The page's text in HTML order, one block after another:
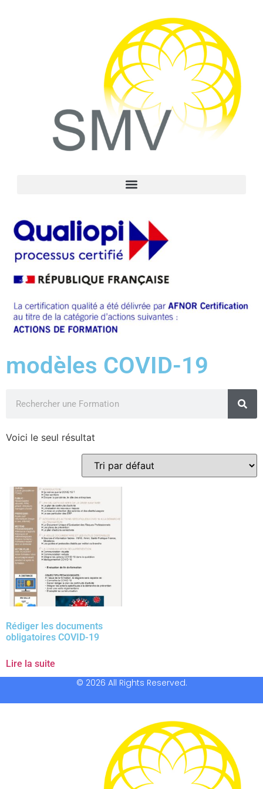
modèles COVID-19
Voici le seul résultat
Rédiger les documents
obligatoires COVID-19
Lire la suite
© 2026 All Rights Reserved.